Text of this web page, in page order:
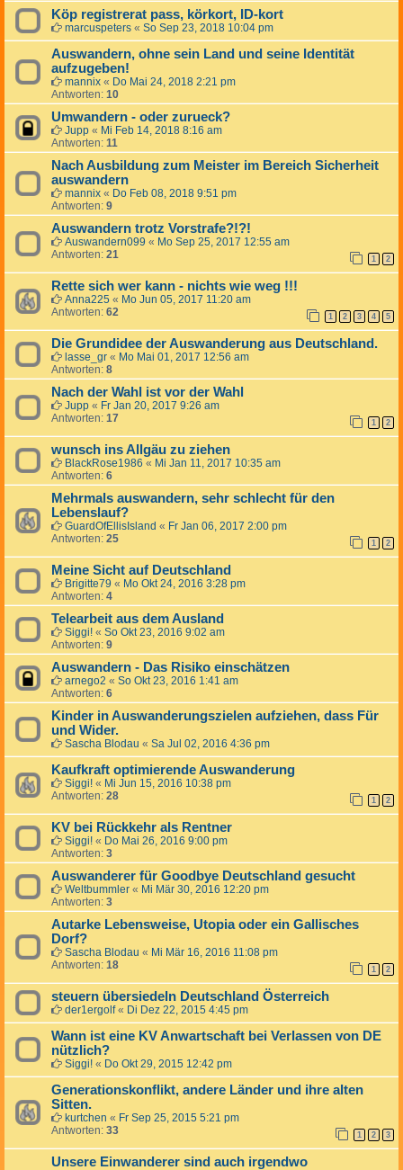
Köp registrerat pass, körkort, ID-kort
marcuspeters « So Sep 23, 2018 10:04 pm
Auswandern, ohne sein Land und seine Identität
aufzugeben!
mannix « Do Mai 24, 2018 2:21 pm
Antworten: 10
Umwandern - oder zurueck?
Jupp « Mi Feb 14, 2018 8:16 am
Antworten: 11
Nach Ausbildung zum Meister im Bereich Sicherheit
auswandern
mannix « Do Feb 08, 2018 9:51 pm
Antworten: 9
Auswandern trotz Vorstrafe?!?!
Auswandern099 « Mo Sep 25, 2017 12:55 am
Antworten: 21 1 2
Rette sich wer kann - nichts wie weg !!!
Anna225 « Mo Jun 05, 2017 11:20 am
Antworten: 62 1 2 3 4 5
Die Grundidee der Auswanderung aus Deutschland.
lasse_gr « Mo Mai 01, 2017 12:56 am
Antworten: 8
Nach der Wahl ist vor der Wahl
Jupp « Fr Jan 20, 2017 9:26 am
Antworten: 17 1 2
wunsch ins Allgäu zu ziehen
BlackRose1986 « Mi Jan 11, 2017 10:35 am
Antworten: 6
Mehrmals auswandern, sehr schlecht für den
Lebenslauf?
GuardOfEllisIsland « Fr Jan 06, 2017 2:00 pm
Antworten: 25 1 2
Meine Sicht auf Deutschland
Brigitte79 « Mo Okt 24, 2016 3:28 pm
Antworten: 4
Telearbeit aus dem Ausland
Siggi! « So Okt 23, 2016 9:02 am
Antworten: 9
Auswandern - Das Risiko einschätzen
arnego2 « So Okt 23, 2016 1:41 am
Antworten: 6
Kinder in Auswanderungszielen aufziehen, dass Für
und Wider.
Sascha Blodau « Sa Jul 02, 2016 4:36 pm
Kaufkraft optimierende Auswanderung
Siggi! « Mi Jun 15, 2016 10:38 pm
Antworten: 28 1 2
KV bei Rückkehr als Rentner
Siggi! « Do Mai 26, 2016 9:00 pm
Antworten: 3
Auswanderer für Goodbye Deutschland gesucht
Weltbummler « Mi Mär 30, 2016 12:20 pm
Antworten: 3
Autarke Lebensweise, Utopia oder ein Gallisches
Dorf?
Sascha Blodau « Mi Mär 16, 2016 11:08 pm
Antworten: 18 1 2
steuern übersiedeln Deutschland Österreich
der1ergolf« Di Dez 22, 2015 4:45 pm
Wann ist eine KV Anwartschaft bei Verlassen von DE
nützlich?
Siggi! « Do Okt 29, 2015 12:42 pm
Generationskonflikt, andere Länder und ihre alten
Sitten.
kurtchen « Fr Sep 25, 2015 5:21 pm
Antworten: 33 1 2 3
Unsere Einwanderer sind auch irgendwo